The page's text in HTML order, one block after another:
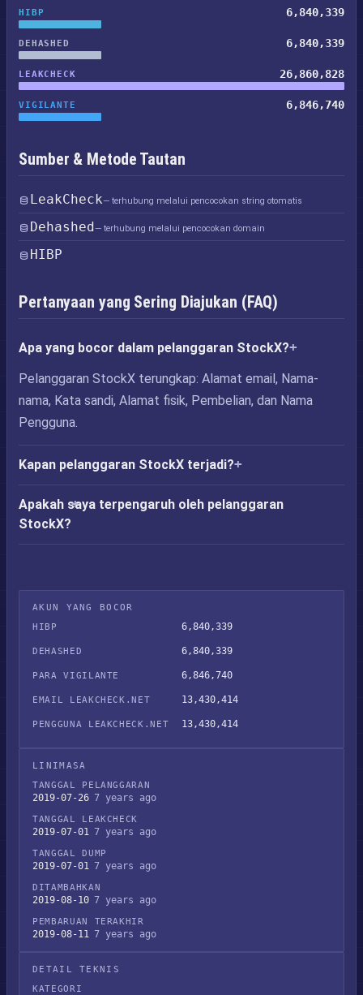
HIBP 6,840,339
DEHASHED 6,840,339
LEAKCHECK 26,860,828
VIGILANTE 6,846,740
Sumber & Metode Tautan
LeakCheck— terhubung melalui pencocokan string otomatis
Dehashed— terhubung melalui pencocokan domain
HIBP
Pertanyaan yang Sering Diajukan (FAQ)
Apa yang bocor dalam pelanggaran StockX?
Pelanggaran StockX terungkap: Alamat email, Nama-
nama, Kata sandi, Alamat fisik, Pembelian, dan Nama
Pengguna.
Kapan pelanggaran StockX terjadi?
Apakah saya terpengaruh oleh pelanggaran
StockX?
AKUN YANG BOCOR
HIBP
6,840,339
DEHASHED 6,840,339
PARA VIGILANTE 6,846,740
EMAIL LEAKCHECK.NET 13,430,414
PENGGUNA LEAKCHECK.NET 13,430,414
LINIMASA
TANGGAL PELANGGARAN
2019-07-26 7 years ago
TANGGAL LEAKCHECK
2019-07-01 7 years ago
TANGGAL DUMP
2019-07-01 7 years ago
DITAMBAHKAN
2019-08-10 7 years ago
PEMBARUAN TERAKHIR
2019-08-11 7 years ago
DETAIL TEKNIS
KATEGORI